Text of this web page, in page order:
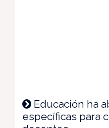
Educación ha
específicas para